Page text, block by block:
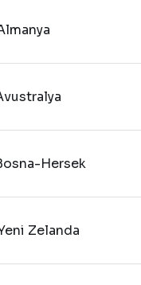
Hersek
Zelanda